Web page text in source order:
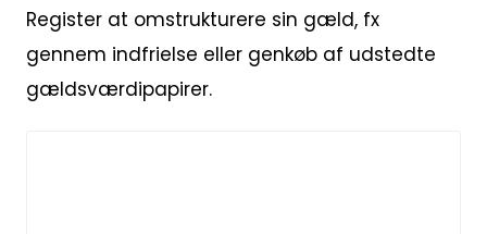
Register at omstrukturere sin gæld, fx
gennem indfrielse eller genkøb af udstedte
gældsværdipapirer.